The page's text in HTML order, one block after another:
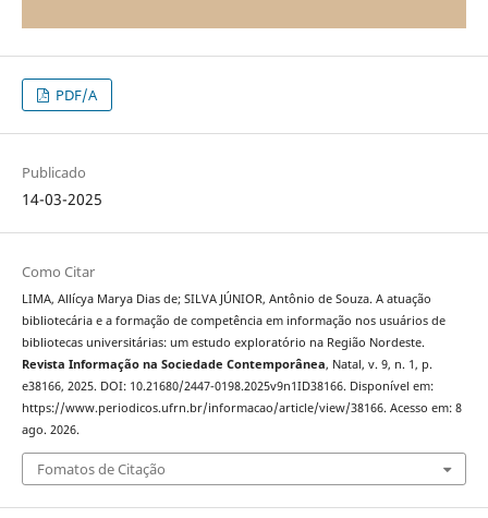
PDF/A
Publicado
14-03-2025
Como Citar
LIMA, Allícya Marya Dias de; SILVA JÚNIOR, Antônio de Souza. A atuação
bibliotecária e a formação de competência em informação nos usuários de
bibliotecas universitárias: um estudo exploratório na Região Nordeste.
Revista Informação na Sociedade Contemporânea, Natal, v. 9, n. 1, p.
e38166, 2025. DOI: 10.21680/2447-0198.2025v9n1ID38166. Disponível em:
https://www.periodicos.ufrn.br/informacao/article/view/38166. Acesso em: 8
ago. 2026.
Fomatos de Citação